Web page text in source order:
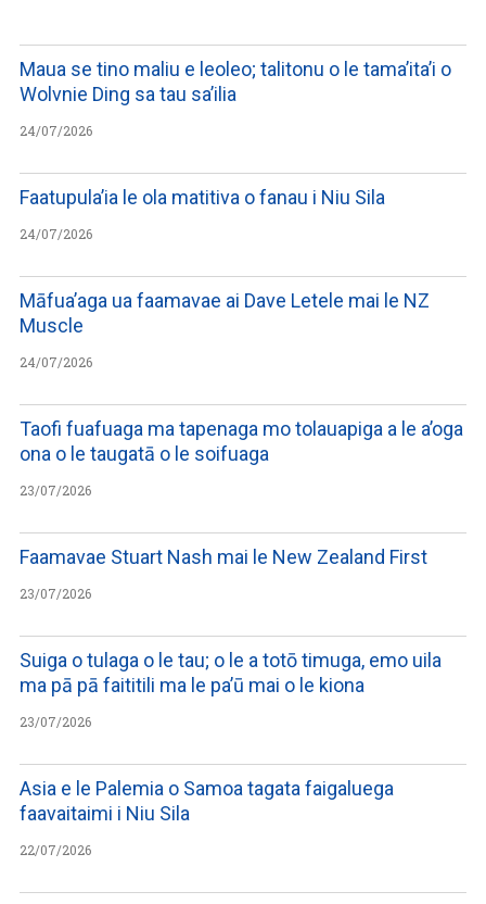
Maua se tino maliu e leoleo; talitonu o le tama’ita’i o
Wolvnie Ding sa tau sa’ilia
24/07/2026
Faatupula’ia le ola matitiva o fanau i Niu Sila
24/07/2026
Māfua’aga ua faamavae ai Dave Letele mai le NZ
Muscle
24/07/2026
Taofi fuafuaga ma tapenaga mo tolauapiga a le a’oga
ona o le taugatā o le soifuaga
23/07/2026
Faamavae Stuart Nash mai le New Zealand First
23/07/2026
Suiga o tulaga o le tau; o le a totō timuga, emo uila
ma pā pā faititili ma le pa’ū mai o le kiona
23/07/2026
Asia e le Palemia o Samoa tagata faigaluega
faavaitaimi i Niu Sila
22/07/2026